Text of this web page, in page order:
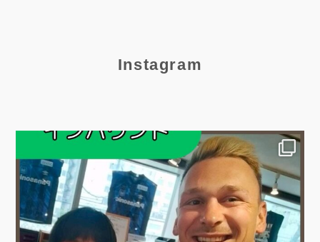
Instagram